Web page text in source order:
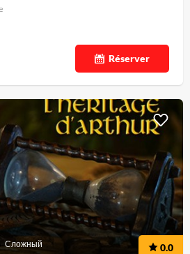
Réserver
Сложный 0.0